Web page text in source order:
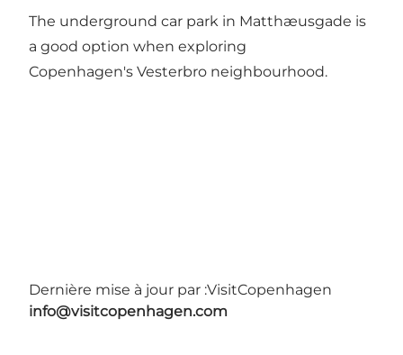
The underground car park in Matthæusgade is
a good option when exploring
Copenhagen's Vesterbro neighbourhood.
Dernière mise à jour par :VisitCopenhagen
info@visitcopenhagen.com